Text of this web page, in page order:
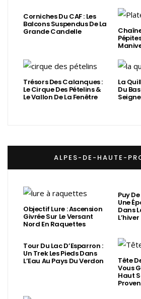
Corniches Du CAF : Les
Balcons Suspendus De La
Grande Candelle
Trésors Des Calanques :
Le Cirque Des Pételins &
Le Vallon De La Fenêtre
La
Du
ALPES-DE-HAUTE-
Objectif Lure : Ascension
Givrée Sur Le Versant
Nord En Raquettes
Puy
Une
Dans
L’hiver
Tour Du Lac D’Esparron :
Un Trek Les Pieds Dans
L’Eau Au Pays Du Verdon Tête
Vous
Haut